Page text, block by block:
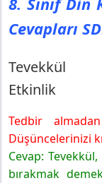
Cevapları
Tevekkül
Etkinlik
Tedbir
Düşüncelerinizi
Cevap:
bırakmak